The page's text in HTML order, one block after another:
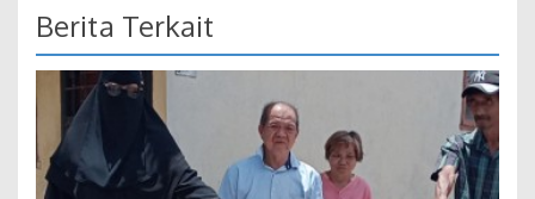
Berita Terkait